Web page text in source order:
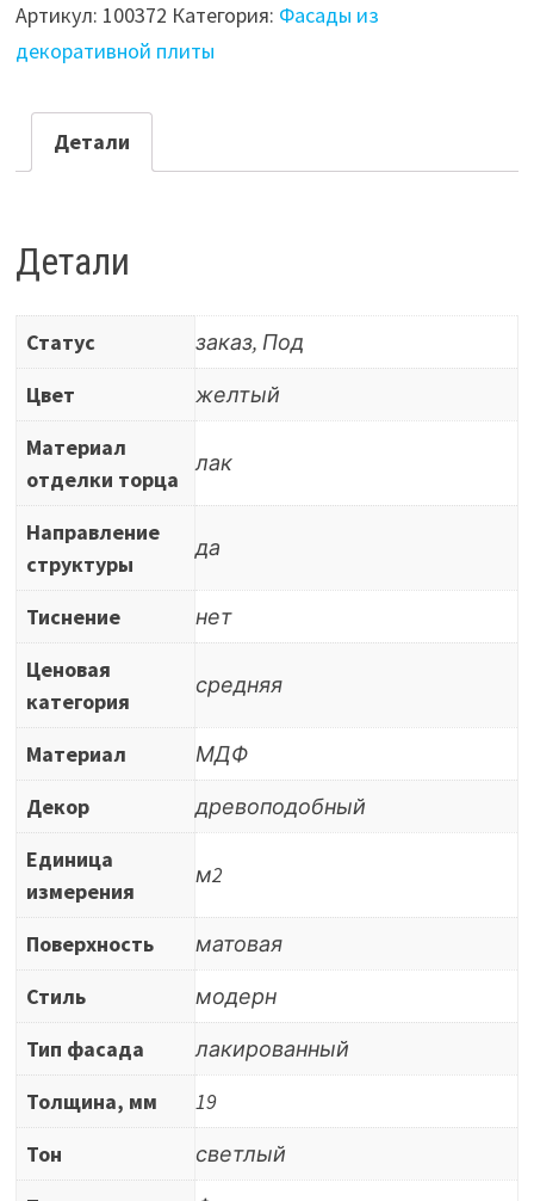
плиты
шпонированный
19
матовый
закрытопористый,
1
ст,
цвет
Дуб
беленый
ясный
595
Артикул: 100372 Категория: Фасады из
декоративной плиты
Детали
Детали
Статус
заказ, Под
Цвет
желтый
Материал
отделки торца
лак
Направление
структуры
да
Тиснение
нет
Ценовая
категория
средняя
Материал
МДФ
Декор
древоподобный
Единица
измерения
м2
Поверхность
матовая
Стиль
модерн
Тип фасада
лакированный
Толщина, мм
19
Тон
светлый